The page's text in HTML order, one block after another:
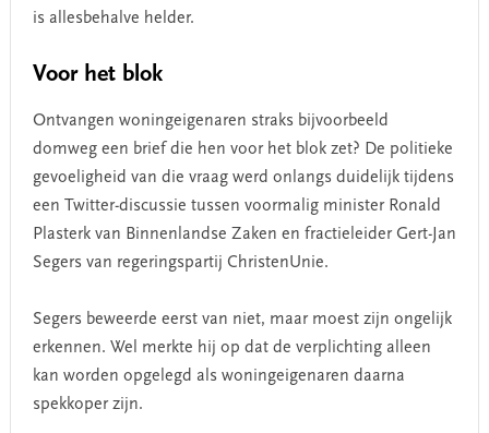
is allesbehalve helder.
Voor het blok
Ontvangen woningeigenaren straks bijvoorbeeld
domweg een brief die hen voor het blok zet? De politieke
gevoeligheid van die vraag werd onlangs duidelijk tijdens
een Twitter-discussie tussen voormalig minister Ronald
Plasterk van Binnenlandse Zaken en fractieleider Gert-Jan
Segers van regeringspartij ChristenUnie.
Segers beweerde eerst van niet, maar moest zijn ongelijk
erkennen. Wel merkte hij op dat de verplichting alleen
kan worden opgelegd als woningeigenaren daarna
spekkoper zijn.